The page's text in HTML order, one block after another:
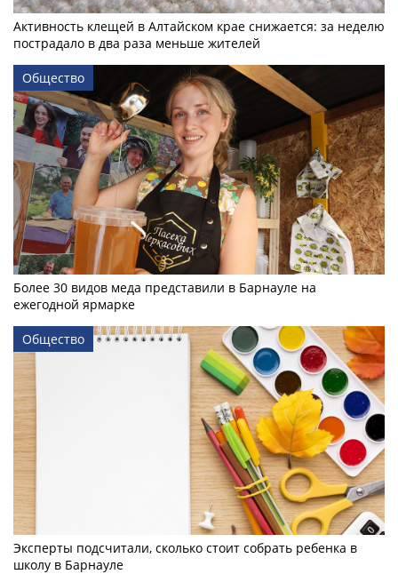
Активность клещей в Алтайском крае снижается: за неделю
пострадало в два раза меньше жителей
Общество
Более 30 видов меда представили в Барнауле на
ежегодной ярмарке
Общество
Эксперты подсчитали, сколько стоит собрать ребенка в
школу в Барнауле